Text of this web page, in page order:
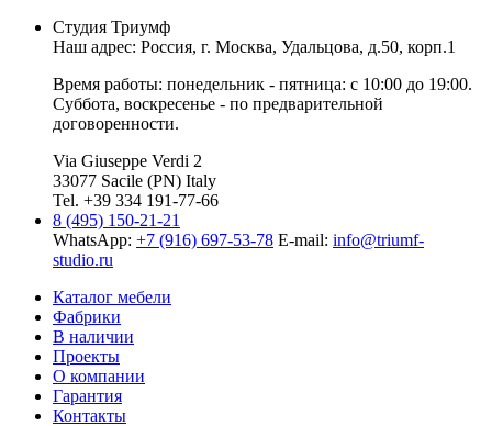
Студия Триумф
Наш адрес: Россия, г. Москва, Удальцова, д.50, корп.1
Время работы: понедельник - пятница: с 10:00 до 19:00.
Суббота, воскресенье - по предварительной
договоренности.
Via Giuseppe Verdi 2
33077 Sacile (PN) Italy
Tel. +39 334 191-77-66
8 (495) 150-21-21
WhatsApp: +7 (916) 697-53-78 E-mail: info@triumf-
studio.ru
Каталог мебели
Фабрики
В наличии
Проекты
О компании
Гарантия
Контакты